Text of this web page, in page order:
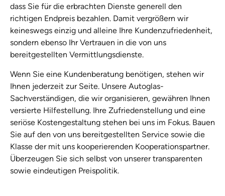
dass Sie für die erbrachten Dienste generell den
richtigen Endpreis bezahlen. Damit vergrößern wir
keineswegs einzig und alleine Ihre Kundenzufriedenheit,
sondern ebenso Ihr Vertrauen in die von uns
bereitgestellten Vermittlungsdienste.
Wenn Sie eine Kundenberatung benötigen, stehen wir
Ihnen jederzeit zur Seite. Unsere Autoglas-
Sachverständigen, die wir organisieren, gewähren Ihnen
versierte Hilfestellung. Ihre Zufriedenstellung und eine
seriöse Kostengestaltung stehen bei uns im Fokus. Bauen
Sie auf den von uns bereitgestellten Service sowie die
Klasse der mit uns kooperierenden Kooperationspartner.
Überzeugen Sie sich selbst von unserer transparenten
sowie eindeutigen Preispolitik.